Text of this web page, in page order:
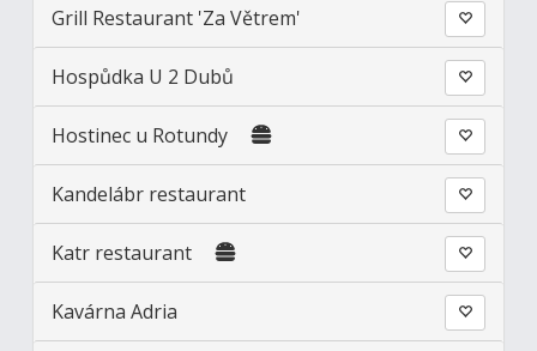
Grill Restaurant 'Za Větrem'
Hospůdka U 2 Dubů
Hostinec u Rotundy
Kandelábr restaurant
Katr restaurant
Kavárna Adria